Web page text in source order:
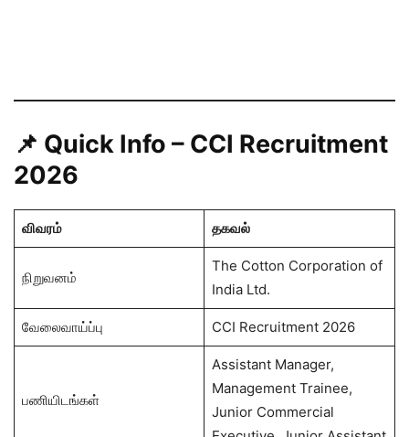
📌 Quick Info – CCI Recruitment
2026
விவரம் தகவல்
நிறுவனம்
The Cotton Corporation of
India Ltd.
வேலைவாய்ப்பு CCI Recruitment 2026
பணியிடங்கள்
Assistant Manager,
Management Trainee,
Junior Commercial